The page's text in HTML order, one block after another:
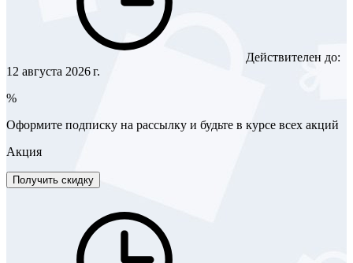
Действителен до:
12 августа 2026 г.
%
Оформите подписку на рассылку и будьте в курсе всех акций
Акция
Получить скидку